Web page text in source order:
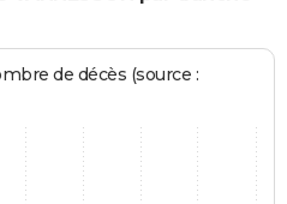
de décès (source :